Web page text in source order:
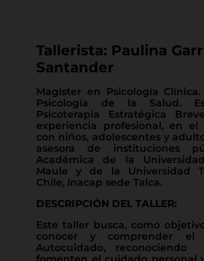
Tallerista: Paulina
Santander
Magíster en Psicología
Psicología de la Salud.
Psicoterapia Estratégica
experiencia profesional, en
con niños, adolescentes y
asesora de instituciones
Académica de la
Maule y de la Universidad
Chile, Inacap sede Talca.
DESCRIPCIÓN DEL TALLER:
Este taller busca, como
conocer y comprender el
Autocuidado,